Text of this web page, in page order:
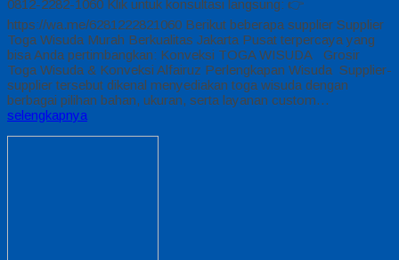
0812-2282-1060 Klik untuk konsultasi langsung: 👉
https://wa.me/6281222821060 Berikut beberapa supplier Supplier
Toga Wisuda Murah Berkualitas Jakarta Pusat terpercaya yang
bisa Anda pertimbangkan: Konveksi TOGA WISUDA Grosir
Toga Wisuda & Konveksi Alfairuz Perlengkapan Wisuda Supplier-
supplier tersebut dikenal menyediakan toga wisuda dengan
berbagai pilihan bahan, ukuran, serta layanan custom…
selengkapnya